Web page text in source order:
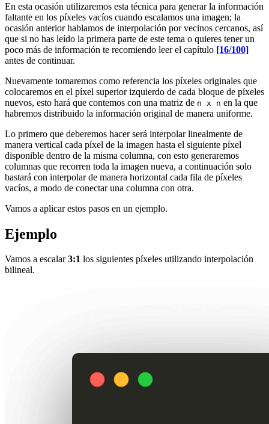
En esta ocasión utilizaremos esta técnica para generar la información
faltante en los píxeles vacíos cuando escalamos una imagen; la
ocasión anterior hablamos de interpolación por vecinos cercanos, así
que si no has leído la primera parte de este tema o quieres tener un
poco más de información te recomiendo leer el capítulo [16/100]
antes de continuar.
Nuevamente tomaremos como referencia los píxeles originales que
colocaremos en el píxel superior izquierdo de cada bloque de píxeles
nuevos, esto hará que contemos con una matriz de n x n en la que
habremos distribuido la información original de manera uniforme.
Lo primero que deberemos hacer será interpolar linealmente de
manera vertical cada píxel de la imagen hasta el siguiente píxel
disponible dentro de la misma columna, con esto generaremos
columnas que recorren toda la imagen nueva, a continuación solo
bastará con interpolar de manera horizontal cada fila de píxeles
vacíos, a modo de conectar una columna con otra.
Vamos a aplicar estos pasos en un ejemplo.
Ejemplo
Vamos a escalar3:1 los siguientes píxeles utilizando interpolación
bilineal.